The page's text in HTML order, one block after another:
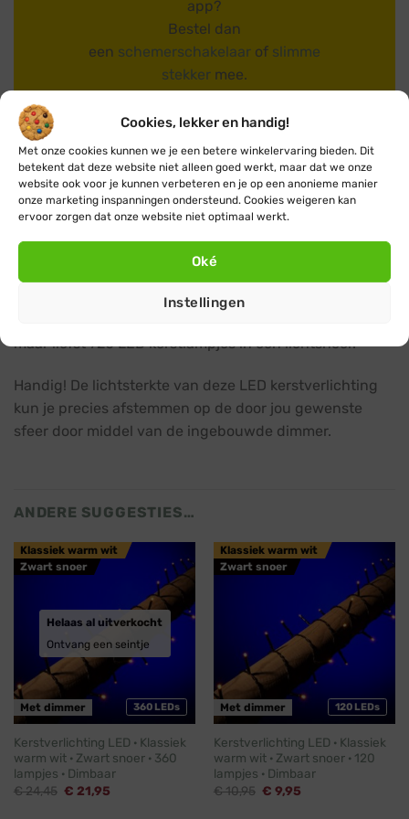
Cookies, lekker en handig!
Met onze cookies kunnen we je een betere winkelervaring bieden. Dit
betekent dat deze website niet alleen goed werkt, maar dat we onze
website ook voor je kunnen verbeteren en je op een anonieme manier
onze marketing inspanningen ondersteund. Cookies weigeren kan
ervoor zorgen dat onze website niet optimaal werkt.
Oké
Instellingen
app?
Bestel dan
een schemerschakelaar of slimme
stekker mee.
Meer accessoires
Met deze sfeervolle en energiezuinige
eenvoudig struiken, bomen of andere objecten. Je kunt
deze LED kerstverlichting veilig buiten en binnen
gebruiken. Dit type kerstverlichting LED in klassiek
maar liefst 720 LED kerstlampjes in één lichtsnoer.
Handig! De lichtsterkte van deze LED kerstverlichting
kun je precies afstemmen op de door jou gewenste
sfeer door middel van de ingebouwde dimmer.
ANDERE SUGGESTIES…
360 LEDs
Klassiek warm wit
Zwart snoer
Met dimmer
Helaas al uitverkocht
Ontvang een seintje
Kerstverlichting LED · Klassiek
warm wit · Zwart snoer · 360
lampjes · Dimbaar
€24,45 Oorspronkelijke
€ 21,95Huidige
120 LEDs
Klassiek warm wit
Zwart snoer
Met dimmer
Kerstverlichting LED · Klassiek
warm wit · Zwart snoer · 120
lampjes · Dimbaar
€10,95 Oorspronkelijke
€ 9,95Huidige